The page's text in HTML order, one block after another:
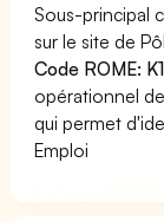
Sous-principal
sur le site de
Code ROME:
opérationnel
qui permet
Emploi